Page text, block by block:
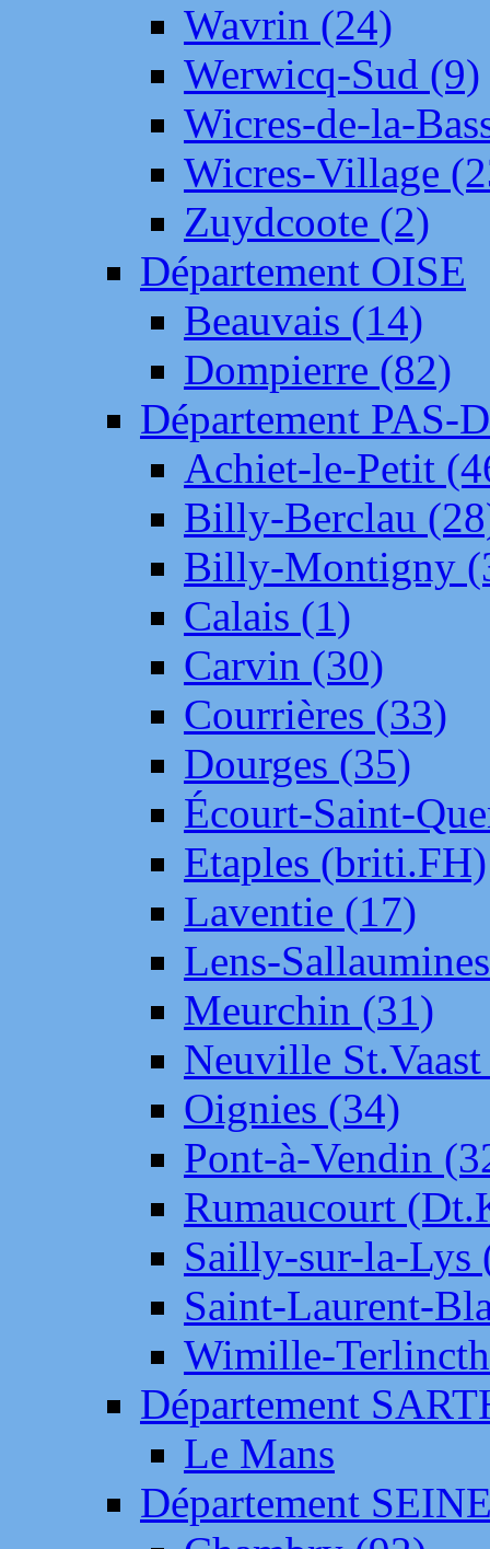
Wavrin (24)
Werwicq-Sud (9)
Wicres-de-la-
Wicres-Village
Zuydcoote (2)
Département OISE
Beauvais (14)
Dompierre (82)
Département PAS-
Achiet-le-Petit
Billy-Berclau
Billy-Montigny
Calais (1)
Carvin (30)
Courrières (33)
Dourges (35)
Écourt-Saint-
Etaples (briti.FH)
Laventie (17)
Lens-
Meurchin (31)
Neuville
Oignies (34)
Pont-à-Vendin
Rumaucourt
Sailly-sur-la-Lys
Saint-Laurent-
Wimille-
Département
Le Mans
Département